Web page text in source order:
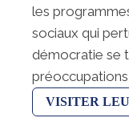
les
sociaux qui
démocratie se
préoccupations
VISITER